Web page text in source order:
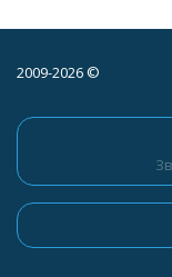
2009-2026 ©